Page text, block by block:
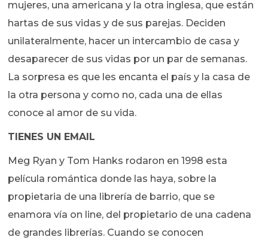
mujeres, una americana y la otra inglesa, que están
hartas de sus vidas y de sus parejas. Deciden
unilateralmente, hacer un intercambio de casa y
desaparecer de sus vidas por un par de semanas.
La sorpresa es que les encanta el país y la casa de
la otra persona y como no, cada una de ellas
conoce al amor de su vida.
TIENES UN EMAIL
Meg Ryan y Tom Hanks rodaron en 1998 esta
película romántica donde las haya, sobre la
propietaria de una librería de barrio, que se
enamora vía on line, del propietario de una cadena
de grandes librerías. Cuando se conocen